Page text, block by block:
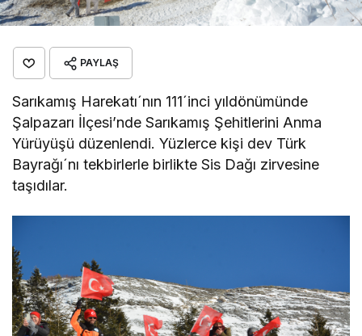
PAYLAŞ
Sarıkamış Harekatı´nın 111´inci yıldönümünde
Şalpazarı İlçesi’nde Sarıkamış Şehitlerini Anma
Yürüyüşü düzenlendi. Yüzlerce kişi dev Türk
Bayrağı´nı tekbirlerle birlikte Sis Dağı zirvesine
taşıdılar.